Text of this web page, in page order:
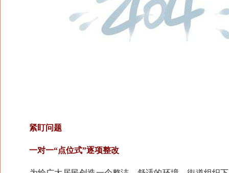
紧盯问题
一对一“点位式”逐项整改